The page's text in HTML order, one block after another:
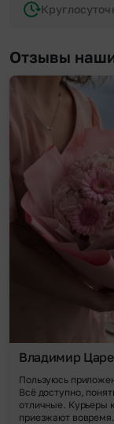
Отзывы
Владимир
Пользуюсь
Всё доступно,
отличные. Курьеры
приезжают вовремя.